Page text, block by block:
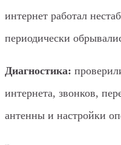
интернет работал
периодически
Диагностика:
интернета, звонков,
антенны и настройки